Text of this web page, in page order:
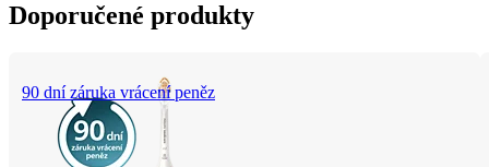
Doporučené produkty
90 dní záruka vrácení peněz